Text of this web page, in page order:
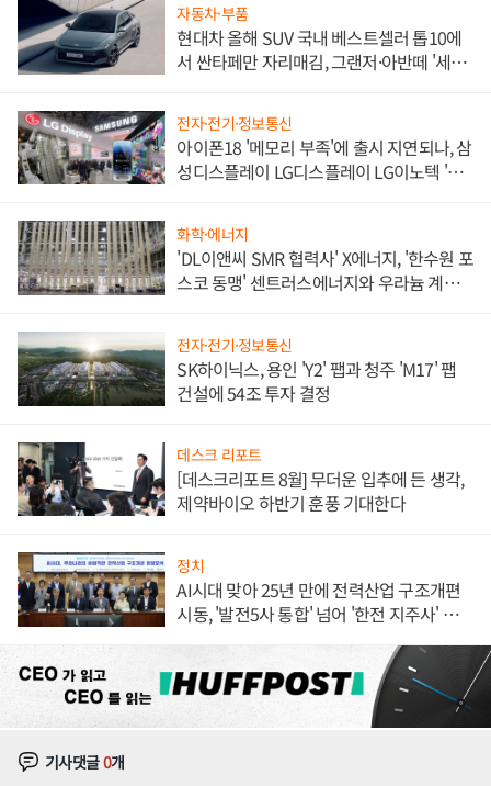
자동차·부품
현대차 올해 SUV 국내 베스트셀러 톱10에
서 싼타페만 자리매김, 그랜저·아반떼 '세단
전자·전기·정보통신
아이폰18 '메모리 부족'에 출시 지연되나, 삼
성디스플레이 LG디스플레이 LG이노텍 '탈
화학·에너지
'DL이앤씨 SMR 협력사' X에너지, '한수원 포
스코 동맹' 센트러스에너지와 우라늄 계약
전자·전기·정보통신
SK하이닉스, 용인 'Y2' 팹과 청주 'M17' 팹
건설에 54조 투자 결정
데스크 리포트
[데스크리포트 8월] 무더운 입추에 든 생각,
제약바이오 하반기 훈풍 기대한다
정치
AI시대 맞아 25년 만에 전력산업 구조개편
시동, '발전5사 통합' 넘어 '한전 지주사' 재편
기사댓글0개